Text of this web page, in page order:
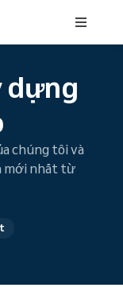
dựng
chúng tôi và
mới nhất từ